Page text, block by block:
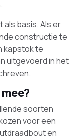
als basis. Als er
constructie te
kapstok te
uitgevoerd in het
soorten
voor een
en